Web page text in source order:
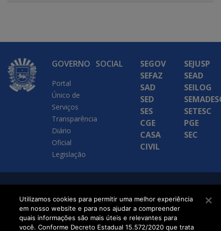
GOVERNO
Portal
Único de
Serviços
Transparência
Diário
Oficial
Legislação
SOCIAL
SEGOV
SEFAZ
SAD
SED
SES
CGE
CASA
CIVIL
SEJUSP
SEAD
SEILOG
SETESC
PGE
SEC
Executiva de
Transformação Digital
Utilizamos cookies para permitir uma melhor experiência
em nosso website e para nos ajudar a compreender
quais informações são mais úteis e relevantes para
você. Conforme Decreto Estadual 15.572/2020 que trata